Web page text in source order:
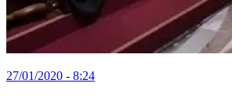
27/01/2020 - 8:24